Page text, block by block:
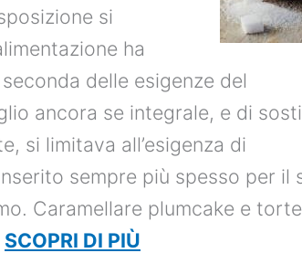
si
ha
delle esigenze del
ancora se integrale, e di
si limitava all’esigenza di
sempre più spesso per il
Caramellare plumcake e
SCOPRI DI PIÙ